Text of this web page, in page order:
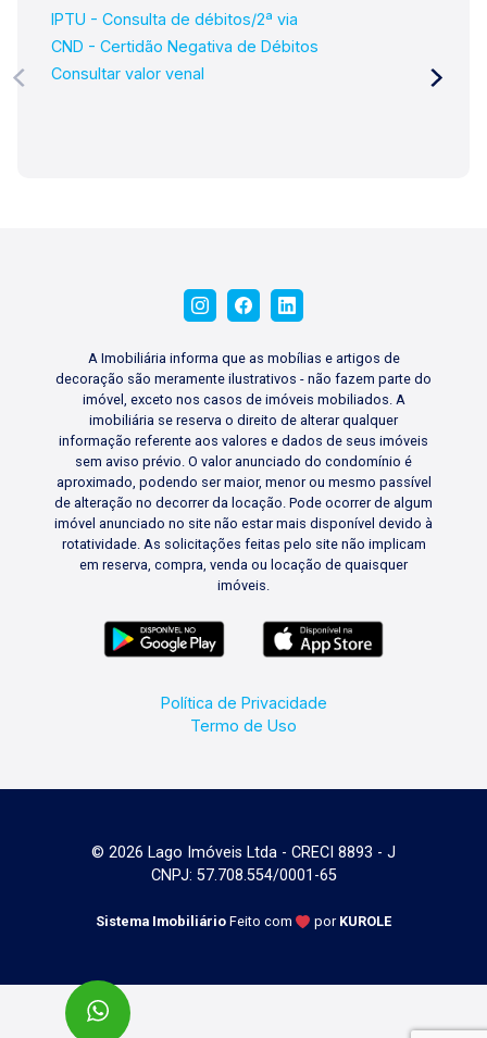
IPTU - Consulta de débitos/2ª via
CND - Certidão Negativa de Débitos
Consultar valor venal
A Imobiliária informa que as mobílias e artigos de
decoração são meramente ilustrativos - não fazem parte do
imóvel, exceto nos casos de imóveis mobiliados. A
imobiliária se reserva o direito de alterar qualquer
informação referente aos valores e dados de seus imóveis
sem aviso prévio. O valor anunciado do condomínio é
aproximado, podendo ser maior, menor ou mesmo passível
de alteração no decorrer da locação. Pode ocorrer de algum
imóvel anunciado no site não estar mais disponível devido à
rotatividade. As solicitações feitas pelo site não implicam
em reserva, compra, venda ou locação de quaisquer
imóveis.
Política de Privacidade
Termo de Uso
© 2026 Lago Imóveis Ltda - CRECI 8893 - J
CNPJ: 57.708.554/0001-65
Sistema Imobiliário Feito com por KUROLE